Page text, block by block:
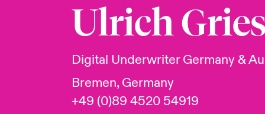
Qui nous sommes
Bonjour
Beazley.
Pleins feux
en 2024
Espace assurés
Ulrich
Digital Underwriter Germany &
Bremen, Germany
+49 (0)89 4520 54919